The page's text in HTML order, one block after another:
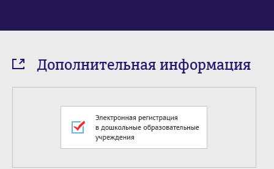
Дополнительная информация